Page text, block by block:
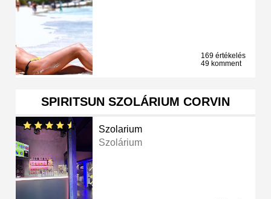
169 értékelés
49 komment
SPIRITSUN SZOLÁRIUM CORVIN
Szolarium
Szolárium